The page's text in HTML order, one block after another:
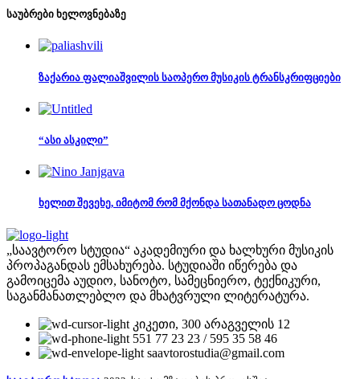
საუბრები ხელოვნებაზე
ზაქარია ფალიაშვილის საოპერო მუსიკის ტრანსკრიფციები
“ასი ასკილი”
ხელით შევეხე, იმიტომ რომ მქონდა სათანადო ცოდნა
„საავტორო სტუდია“ აკადემიური და ხალხური მუსიკის
პროპაგანდას ემსახურება. სტუდიაში იწერება და
გამოიცემა აუდიო, სანოტო, სამეცნიერო, ტექნიკური,
საგანმანათლებლო და მხატვრული ლიტერატურა.
კიკეთი, 300 არაგველის 12
551 77 23 23 / 595 35 58 46
saavtorostudia@gmail.com